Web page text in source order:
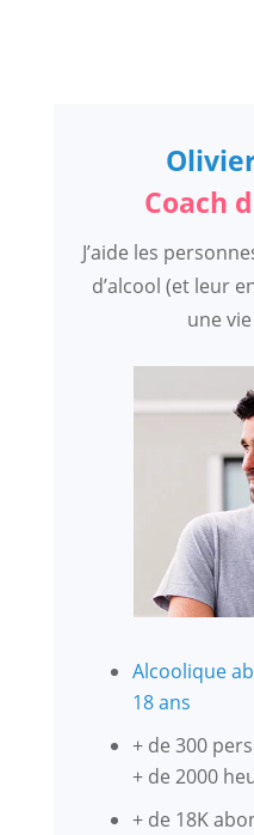
Coach
J’aide les
d’alcool (et leur
une
Alcoolique
18 ans
+ de 300
+ de 2000
+ de 18K